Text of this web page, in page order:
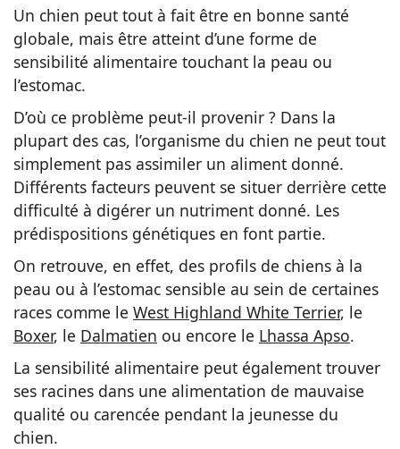
Un chien peut tout à fait être en bonne santé
globale, mais être atteint d’une forme de
sensibilité alimentaire touchant la peau ou
l’estomac.
D’où ce problème peut-il provenir ? Dans la
plupart des cas, l’organisme du chien ne peut tout
simplement pas assimiler un aliment donné.
Différents facteurs peuvent se situer derrière cette
difficulté à digérer un nutriment donné. Les
prédispositions génétiques en font partie.
On retrouve, en effet, des profils de chiens à la
peau ou à l’estomac sensible au sein de certaines
races comme le West Highland White Terrier, le
Boxer, le Dalmatien ou encore le Lhassa Apso.
La sensibilité alimentaire peut également trouver
ses racines dans une alimentation de mauvaise
qualité ou carencée pendant la jeunesse du
chien.